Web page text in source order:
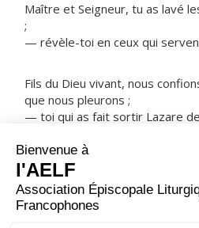
Maître et Seigneur, tu as lavé
;
— révèle-toi en ceux qui
Fils du Dieu vivant, nous
que nous pleurons ;
— toi qui as fait sortir Lazare
NOTRE PÈRE
ORAISON